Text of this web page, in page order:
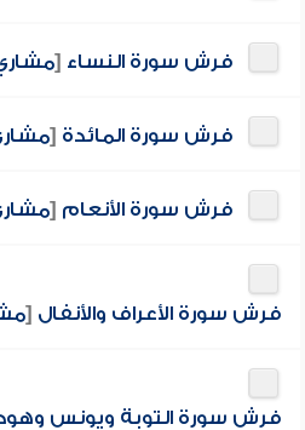
فرش سورة النساء [
فرش سورة المائدة [
فرش سورة الأنعام [
فرش سورة الأعراف والأنفال [
فرش سورة التوبة ويونس